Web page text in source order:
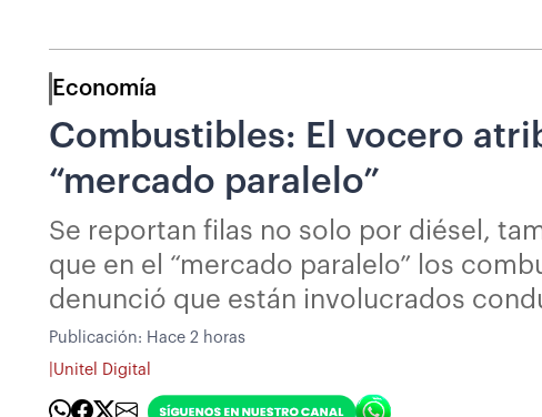
Economía
Combustibles: El vocero
“mercado paralelo”
Se reportan filas no solo por diésel,
que en el “mercado paralelo” los
denunció que están involucrados
Publicación: Hace 2 horas
Unitel Digital